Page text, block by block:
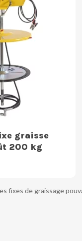
graisse
200 kg
fixes de graissage